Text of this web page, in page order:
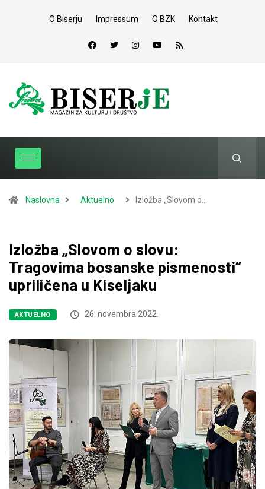
O Biserju Impressum O BZK Kontakt
Naslovna Aktuelno Izložba „Slovom o…
Izložba „Slovom o slovu:
Tragovima bosanske pismenosti“
upriličena u Kiseljaku
AKTUELNO 26. novembra 2022.